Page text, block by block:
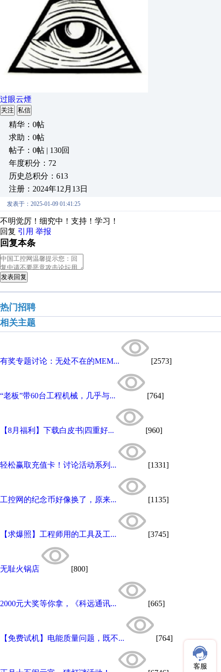
过眼云煙
关注 私信
精华：0帖
求助：0帖
帖子：0帖 | 130回
年度积分：72
历史总积分：613
注册：2024年12月13日
发表于：2025-01-09 01:41:25
不明觉厉！细究中！支持！学习！
回复 引用 举报
回复本条
发表回复
热门招聘
相关主题
有奖专题讨论：无处不在的MEM... [2573]
“老板”带60台工程机械，几乎与... [764]
【8月福利】下载白皮书|四重好... [960]
轻松赢取充值卡！讨论活动系列... [1331]
工控网的纪念币好像换了，原来... [1135]
【求爆照】工程师用的工具及工... [3745]
无耻火锅店 [800]
2000元大奖等你拿，《科远通讯... [665]
【免费试机】电能质量问题，既不... [764]
客服